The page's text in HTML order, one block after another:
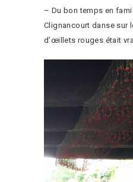
– Du bon temps en
Clignancourt danse sur
d’œillets rouges était